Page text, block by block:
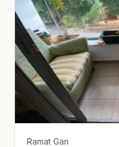
Ramat Gan